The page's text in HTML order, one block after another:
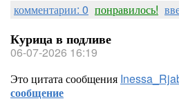
комментарии: 0 понравилось!
Курица в подливе
06-07-2026 16:19
Это цитата сообщения
сообщение